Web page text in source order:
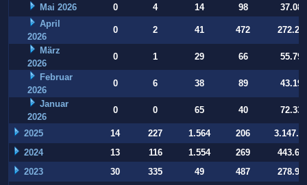
Mai 2026 0 4 14 98
37.084
April
2026
0 2 41 472
März
2026
0 1 29 66
55.794
Februar
2026
0 6 38 89
43.197
Januar
2026
0 0 65 40 72.332
2025 14 227 1.564 206
2024
13 116 1.554 269
2023
30 335 49 487